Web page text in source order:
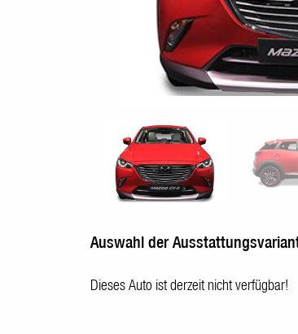
Auswahl der
Dieses Auto ist derzeit nicht verfügbar!